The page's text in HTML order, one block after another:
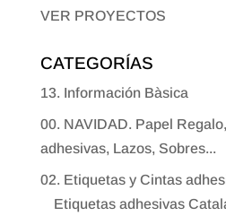
VER PROYECTOS
CATEGORÍAS
13. Información Bàsica
00. NAVIDAD. Papel
adhesivas, Lazos, Sobres...
02. Etiquetas y Cintas
Etiquetas adhesivas